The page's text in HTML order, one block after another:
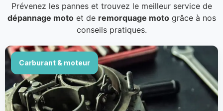
Prévenez les pannes et trouvez le meilleur service de
dépannage motoet de remorquage motogrâce à nos
conseils pratiques.
Carburant & moteur